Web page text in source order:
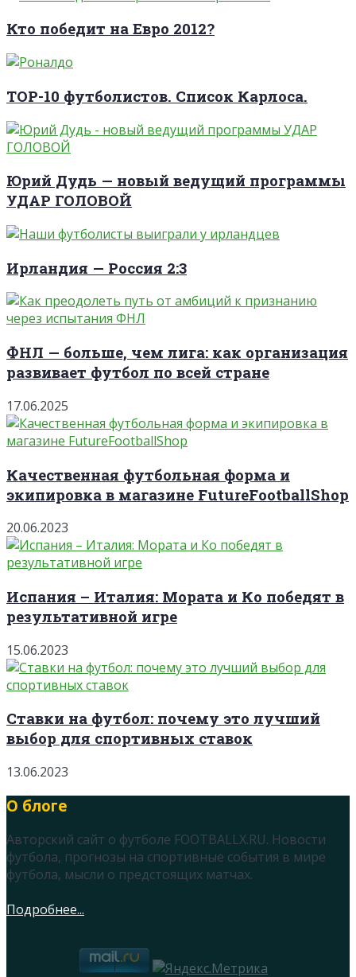
Кто победит на Евро 2012?
TOP-10 футболистов. Список Карлоса.
Юрий Дудь — новый ведущий программы
УДАР ГОЛОВОЙ
Ирландия — Россия 2:3
ФНЛ — больше, чем лига: как организация
развивает футбол по всей стране
17.06.2025
Качественная футбольная форма и
экипировка в магазине FutureFootballShop
20.06.2023
Испания – Италия: Мората и Ко победят в
результативной игре
15.06.2023
Ставки на футбол: почему это лучший
выбор для спортивных ставок
13.06.2023
О блоге
Авторский сайт о футболе FOOTBALLX.RU. Новости
футбола, прогнозы на спортивные события в мире
футбола, мысли о предстоящих матчах.
Подробнее...